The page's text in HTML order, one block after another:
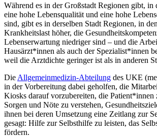
Während es in der Großstadt Regionen gibt, in
eine hohe Lebensqualität und eine hohe
sind, gibt es in derselben Stadt Regionen, in
Krankheitslast höher, die
Lebenserwartung niedriger sind – und die
Hausärzt*innen als auch der Spezialist*innen
weil die Arztdichte geringer ist als in anderen
Die Allgemeinmedizin-Abteilung des UKE
in der Vorbereitung dabei geholfen, die
Kiosks darauf vorzubereiten, die Patient*innen
Sorgen und Nöte zu verstehen,
ihnen bei deren Umsetzung eine Zeitlang zur
gesagt: Hilfe zur Selbsthilfe zu leisten, das
fördern.